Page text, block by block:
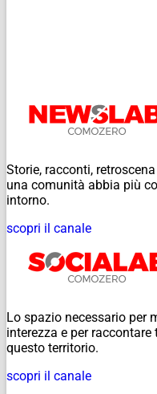
Storie, racconti,
una comunità abbia più
intorno.
scopri il canale
Lo spazio necessario per
interezza e per
questo territorio.
scopri il canale